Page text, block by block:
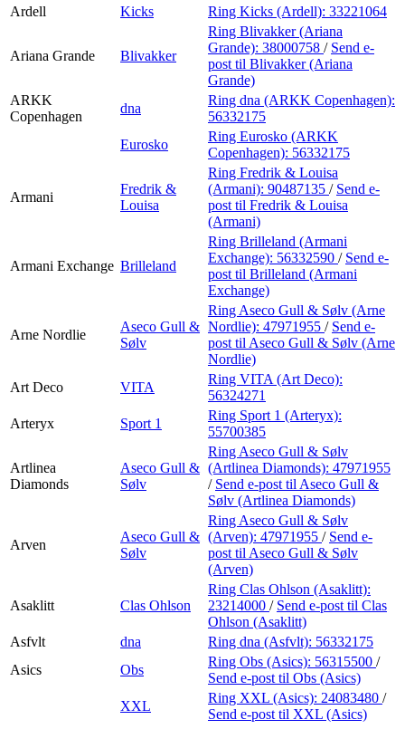
Ardell
Kicks Ring Kicks (Ardell): 33221064
Ariana Grande Blivakker
Ring Blivakker (Ariana
Grande): 38000758 / Send e-
post til Blivakker (Ariana
Grande)
ARKK
Copenhagen
dna
Ring dna (ARKK Copenhagen):
56332175
Eurosko
Ring Eurosko (ARKK
Copenhagen): 56332175
Armani
Fredrik &
Louisa
Ring Fredrik & Louisa
(Armani): 90487135 / Send e-
post til Fredrik & Louisa
(Armani)
Armani Exchange Brilleland
Ring Brilleland (Armani
Exchange): 56332590 / Send e-
post til Brilleland (Armani
Exchange)
Arne Nordlie
Aseco Gull &
Sølv
Ring Aseco Gull & Sølv (Arne
Nordlie): 47971955 / Send e-
post til Aseco Gull & Sølv (Arne
Nordlie)
Art Deco
VITA
Ring VITA (Art Deco):
56324271
Arteryx
Sport 1
Ring Sport 1 (Arteryx):
55700385
Artlinea
Diamonds
Aseco Gull &
Sølv
Ring Aseco Gull & Sølv
(Artlinea Diamonds): 47971955
/ Send e-post til Aseco Gull &
Sølv (Artlinea Diamonds)
Arven
Aseco Gull &
Sølv
Ring Aseco Gull & Sølv
(Arven): 47971955 / Send e-
post til Aseco Gull & Sølv
(Arven)
Asaklitt Clas Ohlson
Ring Clas Ohlson (Asaklitt):
23214000 / Send e-post til Clas
Ohlson (Asaklitt)
Asfvlt
dna Ring dna (Asfvlt): 56332175
Asics
Obs
Ring Obs (Asics): 56315500 /
Send e-post til Obs (Asics)
XXL
Ring XXL (Asics): 24083480 /
Send e-post til XXL (Asics)